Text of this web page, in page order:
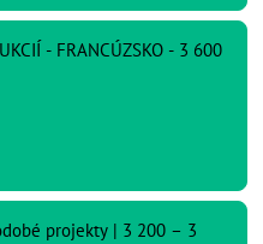
- FRANCÚZSKO - 3 600
projekty | 3 200 – 3